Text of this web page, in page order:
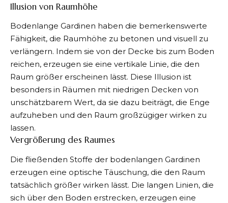
Illusion von Raumhöhe
Bodenlange Gardinen haben die bemerkenswerte
Fähigkeit, die Raumhöhe zu betonen und visuell zu
verlängern. Indem sie von der Decke bis zum Boden
reichen, erzeugen sie eine vertikale Linie, die den
Raum größer erscheinen lässt. Diese Illusion ist
besonders in Räumen mit niedrigen Decken von
unschätzbarem Wert, da sie dazu beiträgt, die Enge
aufzuheben und den Raum großzügiger wirken zu
lassen.
Vergrößerung des Raumes
Die fließenden Stoffe der bodenlangen Gardinen
erzeugen eine optische Täuschung, die den Raum
tatsächlich größer wirken lässt. Die langen Linien, die
sich über den Boden erstrecken, erzeugen eine